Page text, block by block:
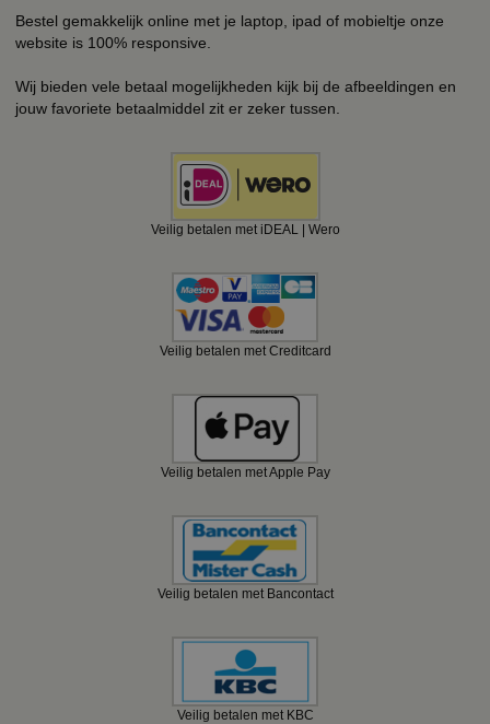
Bestel gemakkelijk online met je laptop, ipad of mobieltje onze
website is 100% responsive.
Wij bieden vele betaal mogelijkheden kijk bij de afbeeldingen en
jouw favoriete betaalmiddel zit er zeker tussen.
Veilig betalen met iDEAL | Wero
Veilig betalen met Creditcard
Veilig betalen met Apple Pay
Veilig betalen met Bancontact
Veilig betalen met KBC